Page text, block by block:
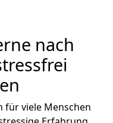
nach
für viele Menschen